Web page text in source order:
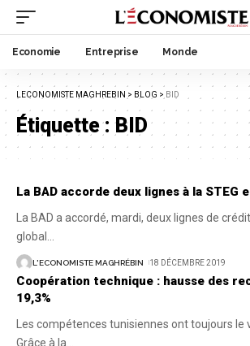
Economie Entreprise Monde
LECONOMISTE MAGHREBIN > BLOG > BID
Étiquette :BID
La BAD accorde deux lignes à la STEG
La BAD a accordé, mardi, deux lignes de
global
L'ECONOMISTE MAGHRÉBIN 18 DÉCEMBRE 2019
Coopération technique : hausse des
19,3%
Les compétences tunisiennes ont toujours le
Grâce à la